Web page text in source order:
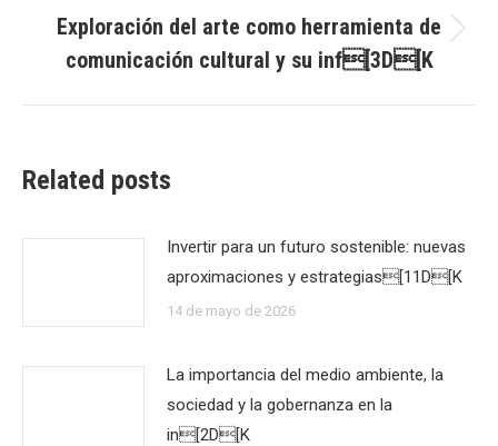
post:
Exploración del arte como herramienta de
comunicación cultural y su inf[3D[K
Related posts
Invertir para un futuro sostenible: nuevas
aproximaciones y estrategias[11D[K
14 de mayo de 2026
La importancia del medio ambiente, la
sociedad y la gobernanza en la
in[2D[K